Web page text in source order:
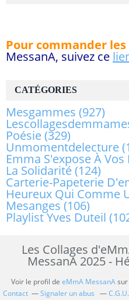
CATÉGORIES
Mesgammes (927)
Poésie(329)
Unmomentdelecture
Emma S'expose À Vos
La Solidarité(124)
Carterie-Papeterie
Heureux Qui Comme
Mesanges(106)
Playlist Yves Duteil
Pour commander
MessanA, suivez ce
Les Collages
MessanA 2025 -
Voir le profil de eMmA MessanA
Contact
Signaler un abus C.G.U.